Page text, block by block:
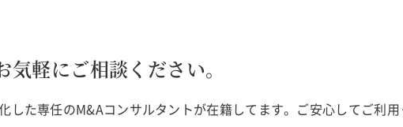
気軽にご相談ください。
た専任のM&Aコンサルタントが在籍してます。ご安心してご利用